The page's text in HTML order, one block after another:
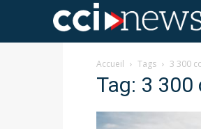
Accueil Tags 3 300
Tag: 3